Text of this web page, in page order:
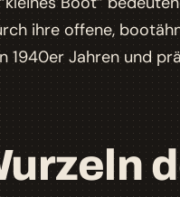
ihre offene,
1940er Jahren und